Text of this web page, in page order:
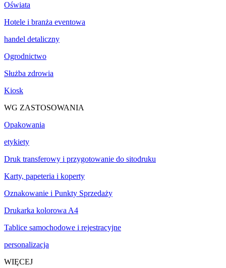
Oświata
Hotele i branża eventowa
handel detaliczny
Ogrodnictwo
Służba zdrowia
Kiosk
WG ZASTOSOWANIA
Opakowania
etykiety
Druk transferowy i przygotowanie do sitodruku
Karty, papeteria i koperty
Oznakowanie i Punkty Sprzedaży
Drukarka kolorowa A4
Tablice samochodowe i rejestracyjne
personalizacja
WIĘCEJ